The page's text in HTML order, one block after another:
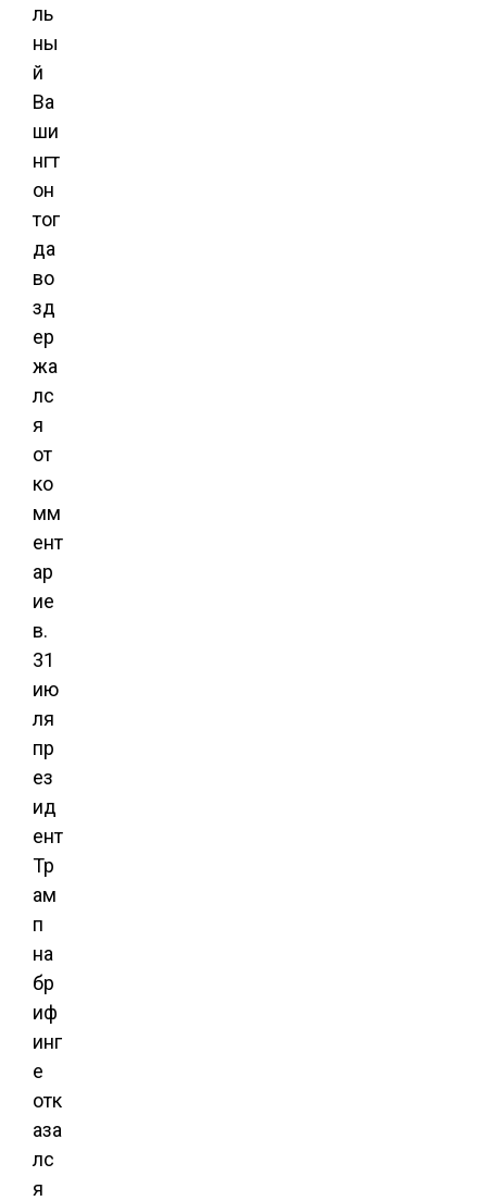
ль
ны
й
Ва
ши
нгт
он
тог
да
во
зд
ер
жа
лс
я
от
ко
мм
ент
ар
ие
в.
31
ию
ля
пр
ез
ид
ент
Тр
ам
п
на
бр
иф
инг
е
отк
аза
лс
я